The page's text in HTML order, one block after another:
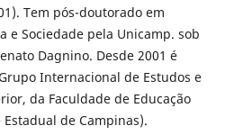
Tem pós-doutorado em
e Sociedade pela Unicamp. sob
Dagnino. Desde 2001 é
Internacional de Estudos e
da Faculdade de Educação
de Campinas).